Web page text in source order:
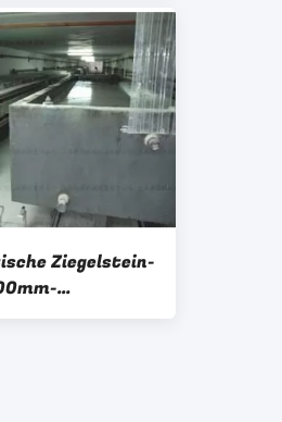
Ziegelstein-